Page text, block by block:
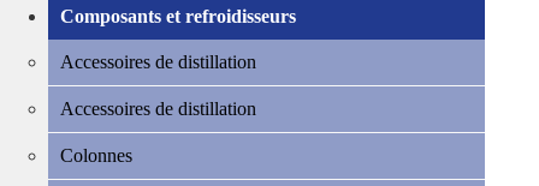
Composants et refroidisseurs
Accessoires de distillation
Accessoires de distillation
Colonnes